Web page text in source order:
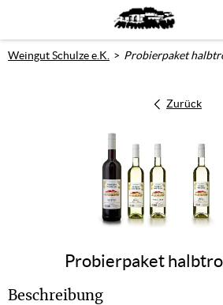
Weingut Schulze e.K. Probierpaket
Zurück
Probierpaket
Beschreibung